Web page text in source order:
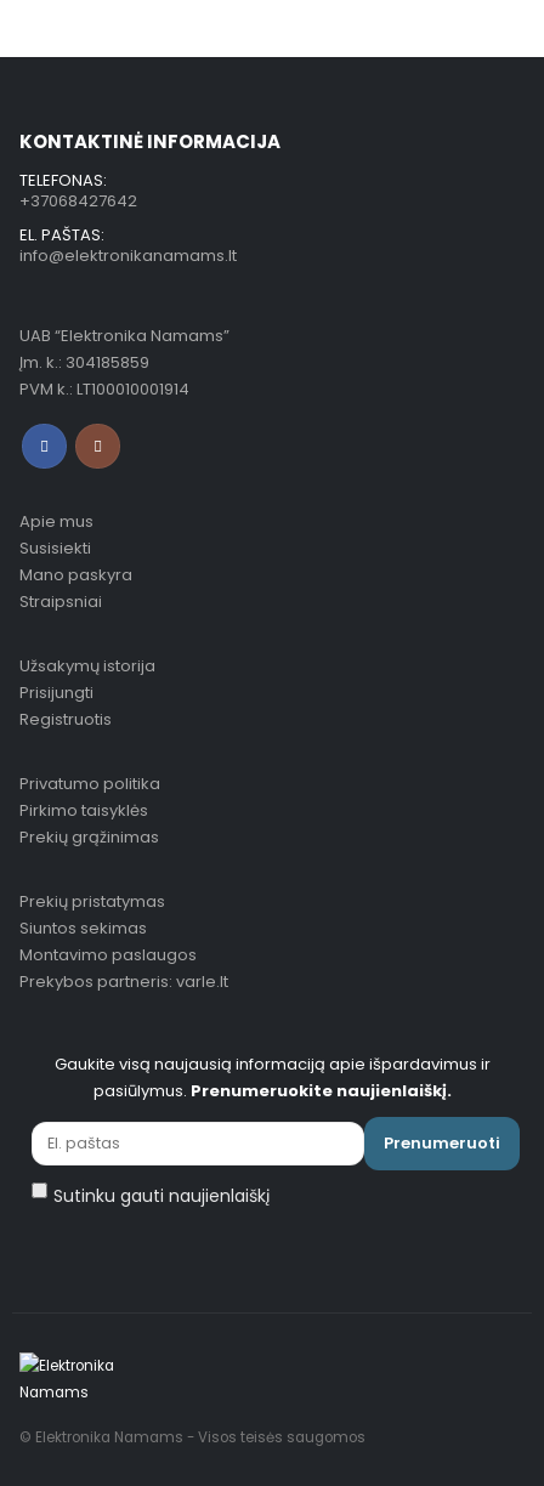
KONTAKTINĖ INFORMACIJA
TELEFONAS:
+37068427642
EL. PAŠTAS:
info@elektronikanamams.lt
UAB “Elektronika Namams”
Įm. k.: 304185859
PVM k.: LT100010001914
Apie mus
Susisiekti
Mano paskyra
Straipsniai
Užsakymų istorija
Prisijungti
Registruotis
Privatumo politika
Pirkimo taisyklės
Prekių grąžinimas
Prekių pristatymas
Siuntos sekimas
Montavimo paslaugos
Prekybos partneris: varle.lt
Gaukite visą naujausią informaciją apie išpardavimus ir
pasiūlymus. Prenumeruokite naujienlaiškį.
Prenumeruoti
Sutinku gauti naujienlaiškį
© Elektronika Namams - Visos teisės saugomos